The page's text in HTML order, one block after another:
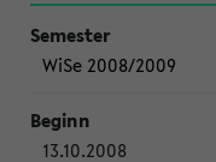
WiSe 2008/2009
13.10.2008